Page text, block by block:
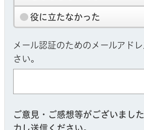
役に立たなかった
メール認証のためのメールアド
さい。
ご意見・ご感想等がございまし